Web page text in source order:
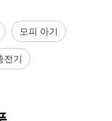
모피 아기
전기